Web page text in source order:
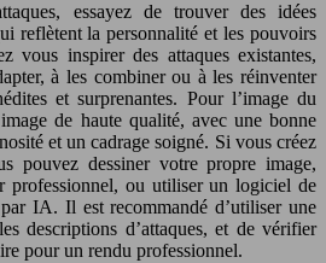
essayez de trouver des idées
reflètent la personnalité et les pouvoirs
vous inspirer des attaques existantes,
à les combiner ou à les réinventer
et surprenantes. Pour l’image du
de haute qualité, avec une bonne
et un cadrage soigné. Si vous créez
pouvez dessiner votre propre image,
professionnel, ou utiliser un logiciel de
par IA. Il est recommandé d’utiliser une
descriptions d’attaques, et de vérifier
pour un rendu professionnel.